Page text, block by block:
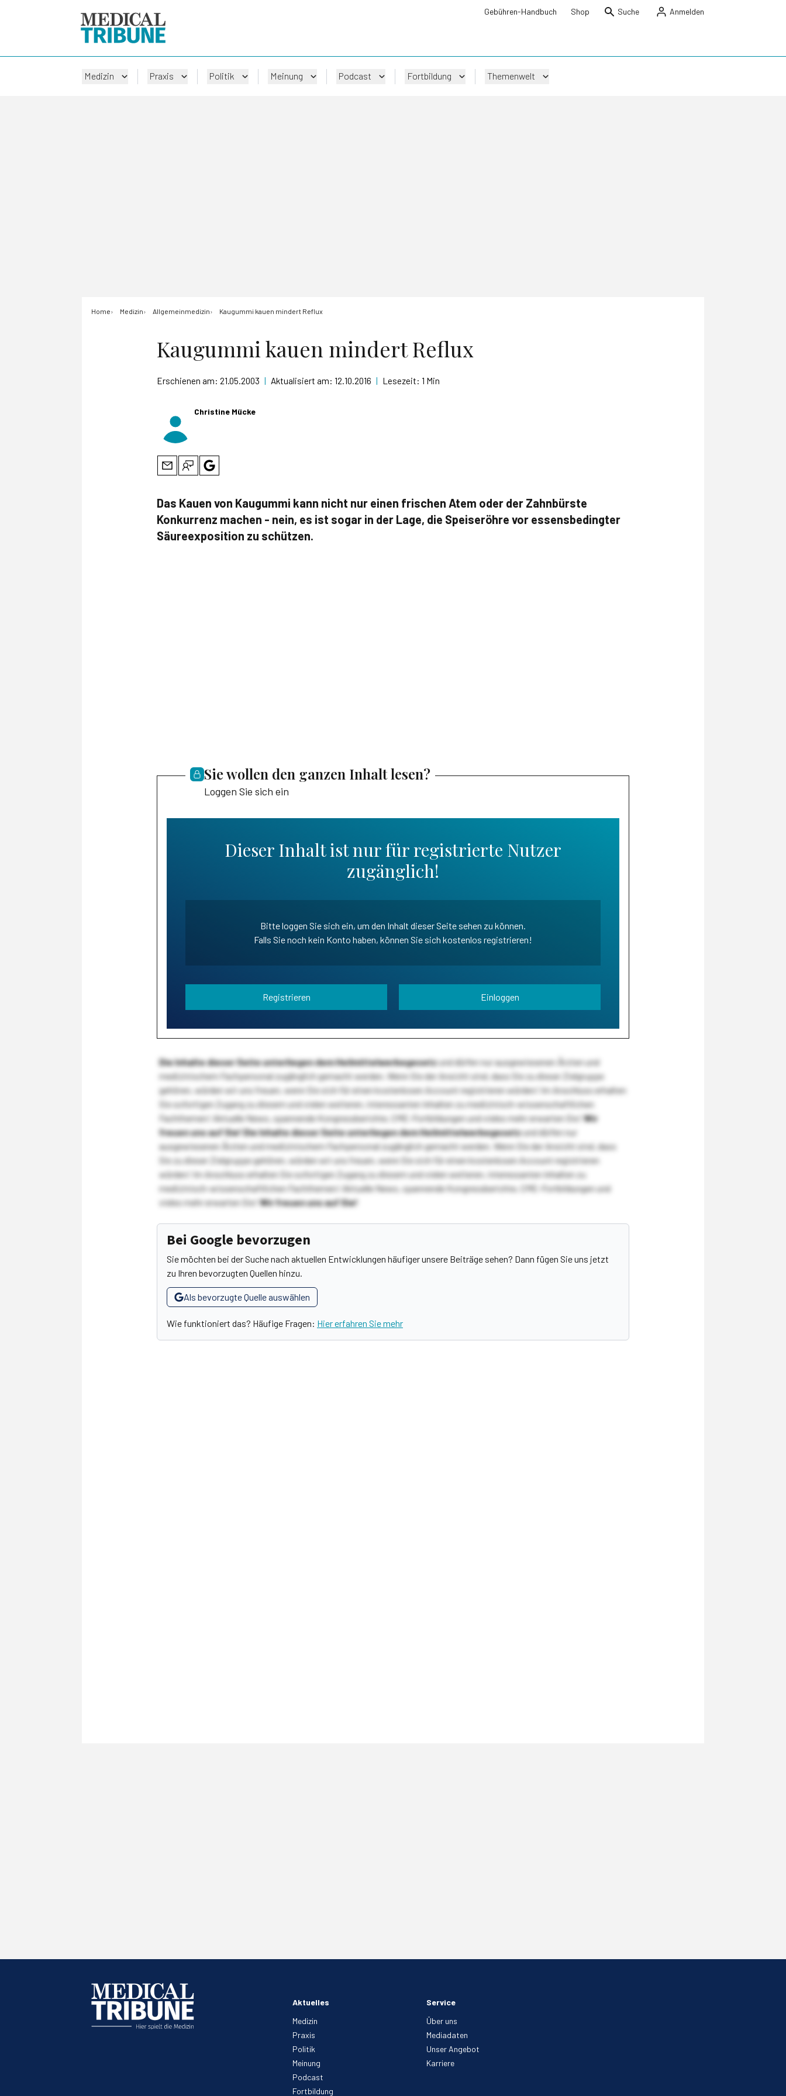
Gebühren-Handbuch Shop Suche Anmelden
Medizin Praxis Politik Meinung Podcast Fortbildung Themenwelt
Home Medizin Allgemeinmedizin Kaugummi kauen mindert Reflux
Kaugummi kauen mindert Reflux
Erschienen am: 21.05.2003 | Aktualisiert am: 12.10.2016 | Lesezeit: 1 Min
Christine Mücke
Das Kauen von Kaugummi kann nicht nur einen frischen Atem oder der Zahnbürste
Konkurrenz machen - nein, es ist sogar in der Lage, die Speiseröhre vor essensbedingter
Säureexposition zu schützen.
Sie wollen den ganzen Inhalt lesen?
Loggen Sie sich ein
Dieser Inhalt ist nur für registrierte Nutzer
zugänglich!
Bitte loggen Sie sich ein, um den Inhalt dieser Seite sehen zu können.
Falls Sie noch kein Konto haben, können Sie sich kostenlos registrieren!
Registrieren Einloggen
Die Inhalte dieser Seite unterliegen dem Heilmittelwerbegesetzund dürfen nur ausgewiesenen Ärzten und
medizinischem Fachpersonal zugänglich gemacht werden. Wenn Sie der Ansicht sind, dass Sie zu dieser Zielgruppe
gehören, würden wir uns freuen, wenn Sie sich für einen kostenlosen Account registrieren würden! Im Anschluss erhalten
Sie sofortigen Zugang zu diesem und vielen weiteren, interessanten Inhalten zu medizinisch-wissenschaftlichen
Fachthemen! Aktuelle News, spannende Kongressberichte, CME-Fortbildungen und vieles mehr erwarten Sie!Wir
freuen uns auf Sie!Die Inhalte dieser Seite unterliegen dem Heilmittelwerbegesetzund dürfen nur
ausgewiesenen Ärzten und medizinischem Fachpersonal zugänglich gemacht werden. Wenn Sie der Ansicht sind, dass
Sie zu dieser Zielgruppe gehören, würden wir uns freuen, wenn Sie sich für einen kostenlosen Account registrieren
würden! Im Anschluss erhalten Sie sofortigen Zugang zu diesem und vielen weiteren, interessanten Inhalten zu
medizinisch-wissenschaftlichen Fachthemen! Aktuelle News, spannende Kongressberichte, CME-Fortbildungen und
vieles mehr erwarten Sie!Wir freuen uns auf Sie!
Bei Google bevorzugen
Sie möchten bei der Suche nach aktuellen Entwicklungen häufiger unsere Beiträge sehen? Dann fügen Sie uns jetzt
zu Ihren bevorzugten Quellen hinzu.
Als bevorzugte Quelle auswählen
Wie funktioniert das? Häufige Fragen: Hier erfahren Sie mehr
Aktuelles
Medizin
Praxis
Politik
Meinung
Podcast
Fortbildung
Service
Über uns
Mediadaten
Unser Angebot
Karriere